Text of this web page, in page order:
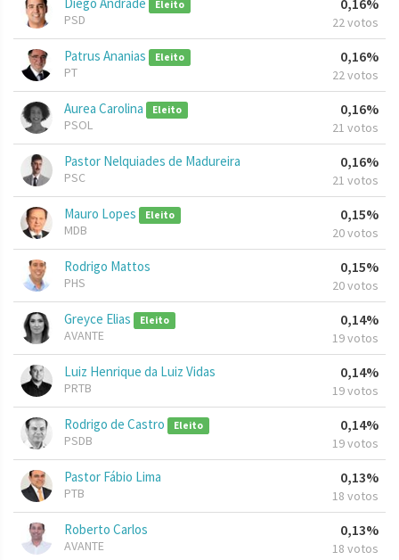
Eleito
PSD
0,16%
22 votos
Patrus Ananias Eleito
PT
0,16%
22 votos
Aurea Carolina Eleito
PSOL
0,16%
21 votos
Pastor Nelquiades de Madureira
PSC
0,16%
21 votos
Mauro Lopes Eleito
MDB
0,15%
20 votos
Rodrigo Mattos
PHS
0,15%
20 votos
Greyce Elias Eleito
AVANTE
0,14%
19 votos
Luiz Henrique da Luiz Vidas
PRTB
0,14%
19 votos
Rodrigo de Castro Eleito
PSDB
0,14%
19 votos
Pastor Fábio Lima
PTB
0,13%
18 votos
Roberto Carlos
AVANTE
0,13%
18 votos